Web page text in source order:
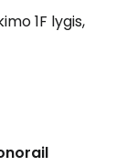
1F lygis,